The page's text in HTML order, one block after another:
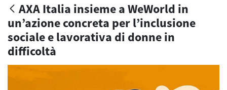
AXA Italia insieme a WeWorld in
un’azione concreta per l’inclusione
sociale e lavorativa di donne in
difficoltà